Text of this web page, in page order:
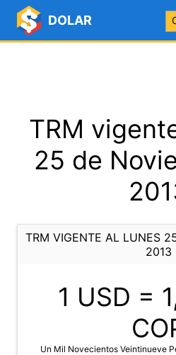
DOLAR
TRM
25 de
TRM VIGENTE AL LUNES
2013
1 USD =
Un Mil Novecientos Veintinueve